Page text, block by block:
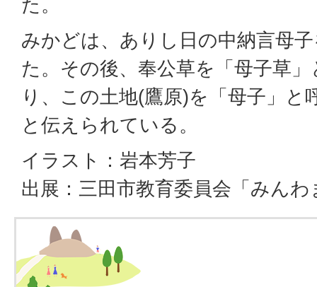
た。
みかどは、ありし日の中納言母
た。その後、奉公草を「母子草
り、この土地(鷹原)を「母子」
と伝えられている。
イラスト：岩本芳子
出展：三田市教育委員会「みん